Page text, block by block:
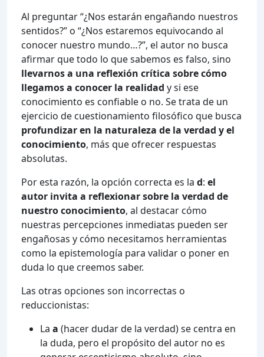
Al preguntar “¿Nos estarán engañando nuestros
sentidos?” o “¿Nos estaremos equivocando al
conocer nuestro mundo…?”, el autor no busca
afirmar que todo lo que sabemos es falso, sino
llevarnos a una reflexión crítica sobre cómo
llegamos a conocer la realidad y si ese
conocimiento es confiable o no. Se trata de un
ejercicio de cuestionamiento filosófico que busca
profundizar en la naturaleza de la verdad y el
conocimiento, más que ofrecer respuestas
absolutas.
Por esta razón, la opción correcta es la d: el
autor invita a reflexionar sobre la verdad de
nuestro conocimiento, al destacar cómo
nuestras percepciones inmediatas pueden ser
engañosas y cómo necesitamos herramientas
como la epistemología para validar o poner en
duda lo que creemos saber.
Las otras opciones son incorrectas o
reduccionistas:
La a (hacer dudar de la verdad) se centra en
la duda, pero el propósito del autor no es